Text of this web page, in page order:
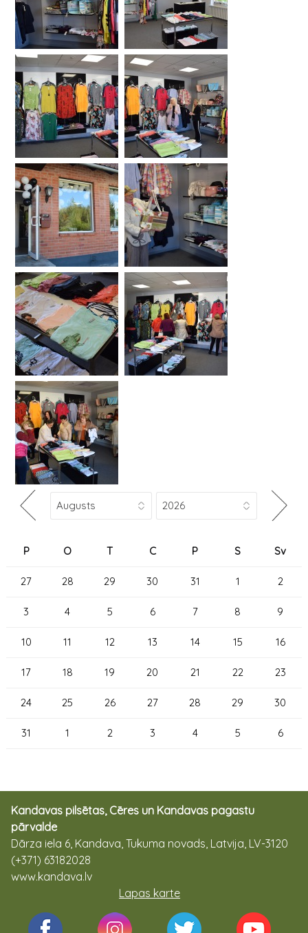
P O T C P S Sv
27 28 29 30 31 1 2
3 4 5 6 7 8 9
10 11 12 13 14 15 16
17 18 19 20 21 22 23
24 25 26 27 28 29 30
31 1 2 3 4 5 6
Kandavas pilsētas, Cēres un Kandavas pagastu
pārvalde
Dārza iela 6, Kandava, Tukuma novads, Latvija, LV-3120
(+371) 63182028
www.kandava.lv
Lapas karte